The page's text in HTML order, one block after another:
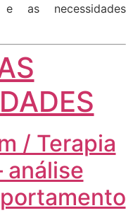
as necessidades
/ Terapia
análise